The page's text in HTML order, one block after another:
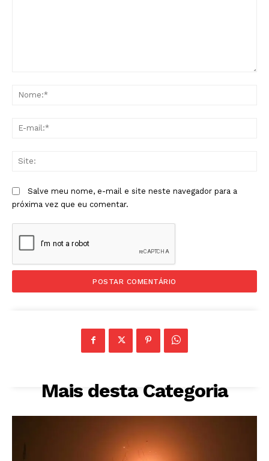
Salve meu nome, e-mail e site neste navegador para a
próxima vez que eu comentar.
Mais desta Categoria